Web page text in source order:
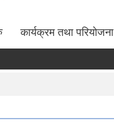
कार्यक्रम तथा परियोजना